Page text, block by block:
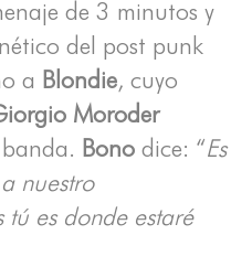
de 3 minutos y
del post punk
a Blondie, cuyo
Moroder
Bono dice: “Es
nuestro
es donde estaré